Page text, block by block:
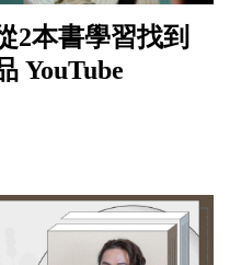
2本書學習找到
YouTube